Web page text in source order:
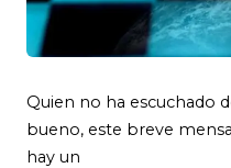
Quien no ha escuchado
bueno, este breve
hay un